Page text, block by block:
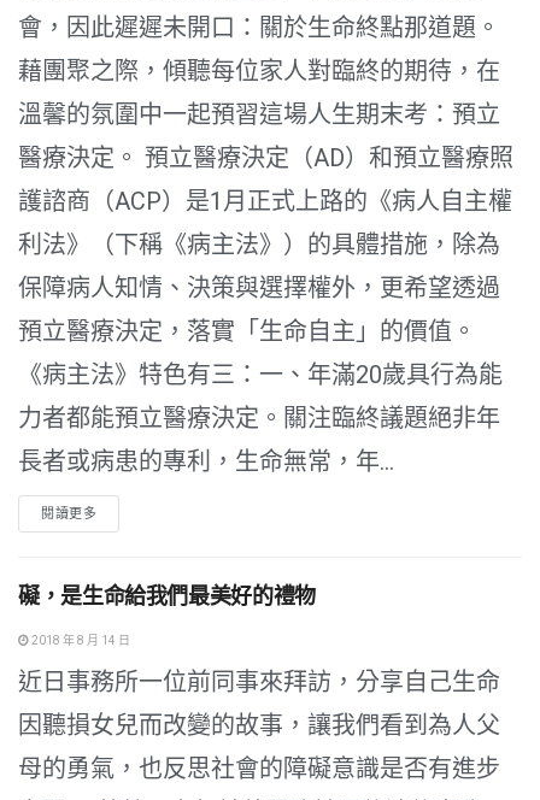
會，因此遲遲未開口：關於生命終點那道題。
藉團聚之際，傾聽每位家人對臨終的期待，在
溫馨的氛圍中一起預習這場人生期末考：預立
醫療決定。 預立醫療決定（AD）和預立醫療照
護諮商（ACP）是1月正式上路的《病人自主權
利法》（下稱《病主法》）的具體措施，除為
保障病人知情、決策與選擇權外，更希望透過
預立醫療決定，落實「生命自主」的價值。
《病主法》特色有三：一、年滿20歲具行為能
力者都能預立醫療決定。關注臨終議題絕非年
長者或病患的專利，生命無常，年...
閱讀更多
礙，是生命給我們最美好的禮物
2018 年 8 月 14 日
近日事務所一位前同事來拜訪，分享自己生命
因聽損女兒而改變的故事，讓我們看到為人父
母的勇氣，也反思社會的障礙意識是否有進步